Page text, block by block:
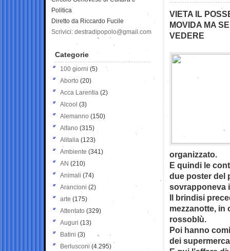
VIETA IL
MOVIDA MA
VEDERE
organizzato.
E quindi le
due poster del
sovrapponeva
Il brindisi
mezzanotte, in
rossoblù.
Poi hanno
dei
Politica
Diretto da Riccardo Fucile
Scrivici: destradipopolo@gmail.com
Categorie
100 giorni (5)
Aborto (20)
Acca Larentia (2)
Alcool (3)
Alemanno (150)
Alfano (315)
Alitalia (123)
Ambiente (341)
AN (210)
Animali (74)
Arancioni (2)
arte (175)
Attentato (329)
Auguri (13)
Batini (3)
Berlusconi (4.295)